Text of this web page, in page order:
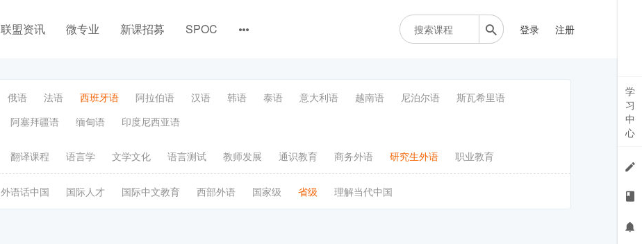
联盟资讯 微专业 新课招募 SPOC 登录 注册
俄语 法语 西班牙语 阿拉伯语 汉语 韩语 泰语 意大利语 越南语 尼泊尔语
斯瓦希里语
阿塞拜疆语 缅甸语 印度尼西亚语
翻译课程 语言学 文学文化 语言测试 教师发展 通识教育 商务外语 研究生外语 职业教育
外语话中国 国际人才 国际中文教育 西部外语 国家级 省级 理解当代中国
学
习
中
心